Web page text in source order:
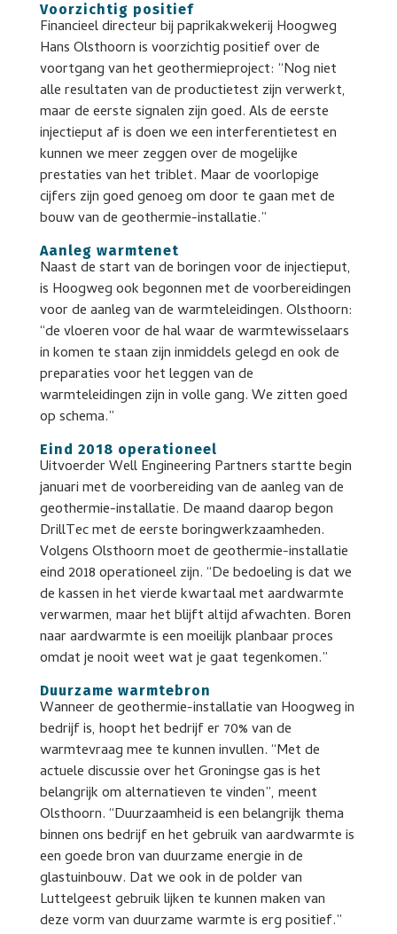
Voorzichtig positief
Financieel directeur bij paprikakwekerij Hoogweg
Hans Olsthoorn is voorzichtig positief over de
voortgang van het geothermieproject: “Nog niet
alle resultaten van de productietest zijn verwerkt,
maar de eerste signalen zijn goed. Als de eerste
injectieput af is doen we een interferentietest en
kunnen we meer zeggen over de mogelijke
prestaties van het triblet. Maar de voorlopige
cijfers zijn goed genoeg om door te gaan met de
bouw van de geothermie-installatie.”
Aanleg warmtenet
Naast de start van de boringen voor de injectieput,
is Hoogweg ook begonnen met de voorbereidingen
voor de aanleg van de warmteleidingen. Olsthoorn:
“de vloeren voor de hal waar de warmtewisselaars
in komen te staan zijn inmiddels gelegd en ook de
preparaties voor het leggen van de
warmteleidingen zijn in volle gang. We zitten goed
op schema.”
Eind 2018 operationeel
Uitvoerder Well Engineering Partners startte begin
januari met de voorbereiding van de aanleg van de
geothermie-installatie. De maand daarop begon
DrillTec met de eerste boringwerkzaamheden.
Volgens Olsthoorn moet de geothermie-installatie
eind 2018 operationeel zijn. “De bedoeling is dat we
de kassen in het vierde kwartaal met aardwarmte
verwarmen, maar het blijft altijd afwachten. Boren
naar aardwarmte is een moeilijk planbaar proces
omdat je nooit weet wat je gaat tegenkomen.”
Duurzame warmtebron
Wanneer de geothermie-installatie van Hoogweg in
bedrijf is, hoopt het bedrijf er 70% van de
warmtevraag mee te kunnen invullen. “Met de
actuele discussie over het Groningse gas is het
belangrijk om alternatieven te vinden”, meent
Olsthoorn. “Duurzaamheid is een belangrijk thema
binnen ons bedrijf en het gebruik van aardwarmte is
een goede bron van duurzame energie in de
glastuinbouw. Dat we ook in de polder van
Luttelgeest gebruik lijken te kunnen maken van
deze vorm van duurzame warmte is erg positief.”